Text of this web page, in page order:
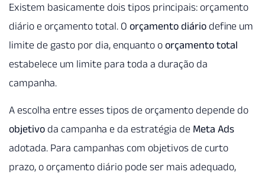
Existem basicamente dois tipos principais: orçamento
diário e orçamento total. O orçamento diário define um
limite de gasto por dia, enquanto o orçamento total
estabelece um limite para toda a duração da
campanha.
A escolha entre esses tipos de orçamento depende do
objetivo da campanha e da estratégia de Meta Ads
adotada. Para campanhas com objetivos de curto
prazo, o orçamento diário pode ser mais adequado,